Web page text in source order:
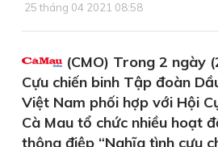
25 tháng 04 2021 08:58
(CMO) Trong 2 ngày
Cựu chiến binh Tập đoàn
Việt Nam phối hợp với Hội
Cà Mau tổ chức nhiều hoạt
thông điệp “Nghĩa tình cựu